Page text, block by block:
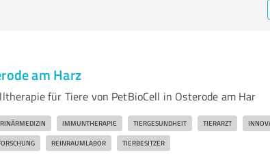
am Harz
für Tiere von PetBioCell in Osterode am Har
IMMUNTHERAPIE TIERGESUNDHEIT TIERARZT
REINRAUMLABOR TIERBESITZER